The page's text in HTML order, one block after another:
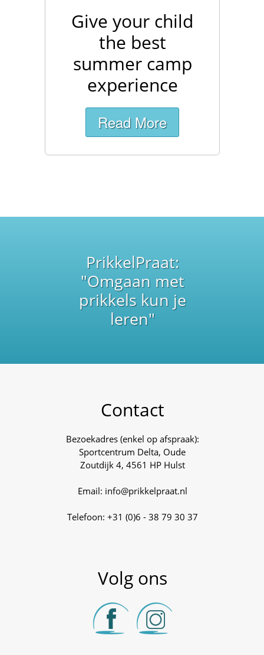
Give your child
the best
summer camp
experience
Read More
PrikkelPraat:
"Omgaan met
prikkels kun je
leren"
Contact
Bezoekadres (enkel op afspraak):
Sportcentrum Delta, Oude
Zoutdijk 4, 4561 HP Hulst
Email: info@prikkelpraat.nl
Telefoon: +31 (0)6 - 38 79 30 37
Volg ons